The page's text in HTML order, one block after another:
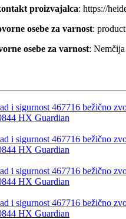
proizvajalca: https://
osebe za varnost:
osebe za varnost: Nemčija
i sigurnost 467716 bežično
HX Guardian
i sigurnost 467716 bežično
HX Guardian
i sigurnost 467716 bežično
HX Guardian
i sigurnost 467716 bežično
HX Guardian